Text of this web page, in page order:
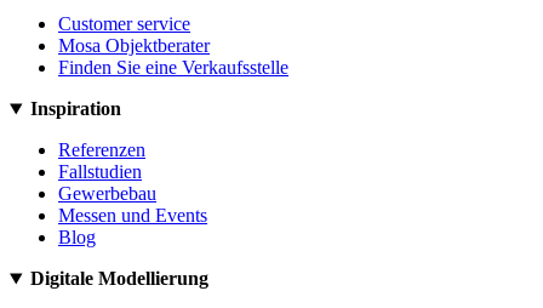
Customer service
Mosa Objektberater
Finden Sie eine Verkaufsstelle
Inspiration
Referenzen
Fallstudien
Gewerbebau
Messen und Events
Blog
Digitale Modellierung